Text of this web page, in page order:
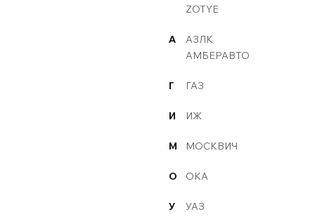
ZOTYE
А
АЗЛК
АМБЕРАВТО
Г ГАЗ
И ИЖ
М МОСКВИЧ
О ОКА
У УАЗ